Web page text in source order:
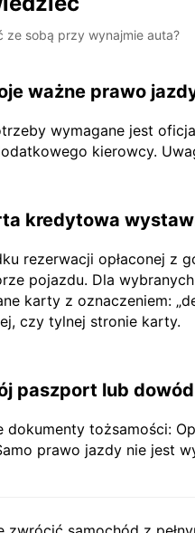
ze sobą przy wynajmie auta?
ważne prawo
wymagane jest
kierowcy.
kredytowa
rezerwacji opłaconej z
pojazdu. Dla
karty z oznaczeniem:
czy tylnej stronie karty.
paszport lub
dokumenty tożsamości:
prawo jazdy nie jest